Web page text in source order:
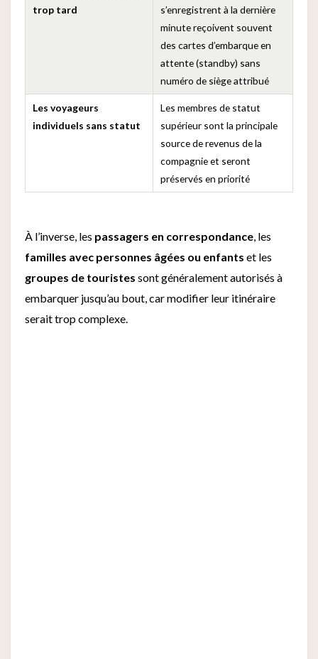
trop tard
s’enregistrent à la dernière
minute reçoivent souvent
des cartes d’embarque en
attente (standby) sans
numéro de siège attribué
Les voyageurs
individuels sans statut
Les membres de statut
supérieur sont la principale
source de revenus de la
compagnie et seront
préservés en priorité
À l’inverse, les passagers en correspondance , les
familles avec personnes âgées ou enfants et les
groupes de touristes sont généralement autorisés à
embarquer jusqu’au bout, car modifier leur itinéraire
serait trop complexe.